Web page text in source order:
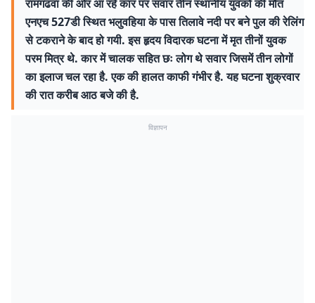
रामगढवा की ओर आ रहे कार पर सवार तीन स्थानीय युवकों की मौत
एनएच 527डी स्थित भलुवहिया के पास तिलावे नदी पर बने पुल की रेलिंग
से टकराने के बाद हो गयी. इस हृदय विदारक घटना में मृत तीनों युवक
परम मित्र थे. कार में चालक सहित छः लोग थे सवार जिसमें तीन लोगों
का इलाज चल रहा है. एक की हालत काफी गंभीर है. यह घटना शुक्रवार
की रात करीब आठ बजे की है.
विज्ञापन